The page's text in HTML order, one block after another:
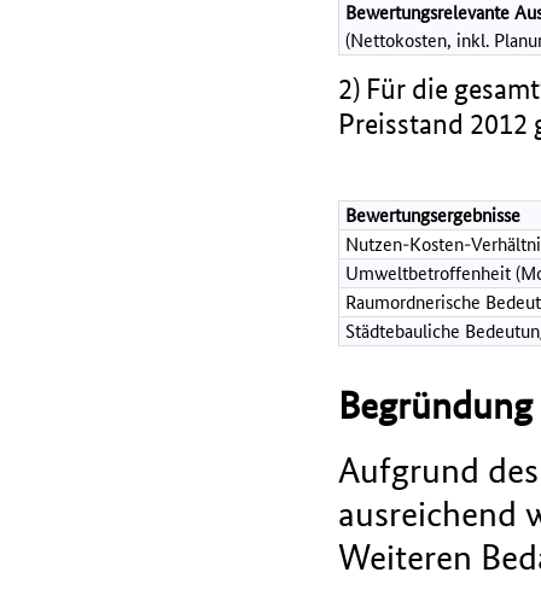
Bewertungsrelevante
(Nettokosten, inkl.
2) Für die
Preisstand 2012
Bewertungsergebnisse
Nutzen-Kosten-
Umweltbetroffenheit
Raumordnerische
Städtebauliche
Aufgrund
ausreichend
Weiteren